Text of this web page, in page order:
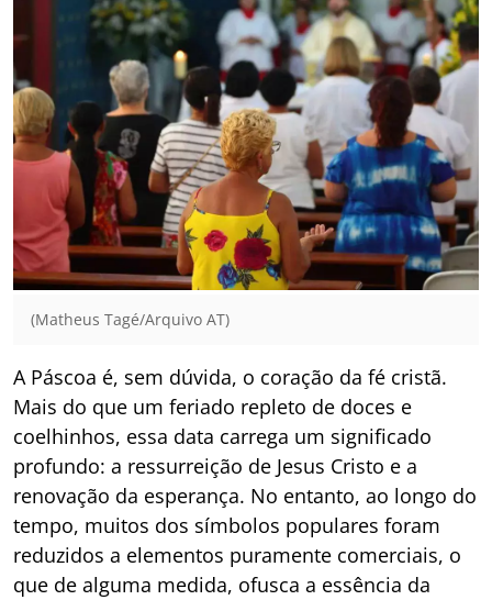
(Matheus Tagé/Arquivo AT)
A Páscoa é, sem dúvida, o coração da fé cristã.
Mais do que um feriado repleto de doces e
coelhinhos, essa data carrega um significado
profundo: a ressurreição de Jesus Cristo e a
renovação da esperança. No entanto, ao longo do
tempo, muitos dos símbolos populares foram
reduzidos a elementos puramente comerciais, o
que de alguma medida, ofusca a essência da